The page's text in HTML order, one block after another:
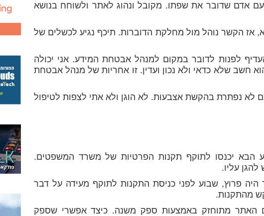
אדם שדובר את שפתו. מקובל ונהוג לאתר ולשוחח בנושא
אז הקשר נוהל מול מחלקת הדוברות. תיכף נגיע לכשלים של
לפנות לדובר במקום למנהל אבטחת המידע. אני יכולה
חשב שלא כדאי ולא נכון ועדין. זו אחריות של מנהל אבטחת
לא נפתרת בהקשת אצבעות. לא הוגן ולא אתי לצפות לטיפול
הבא יכנסו לתוקף תקנות הפרטיות של משרד המשפטים.
עליו.
היה פרוץ, שבוע לפני כניסת התקנות לתוקף מעידה על דבר
מהתקנות.
האתר מתוחזק באמצעות ספק משנה. כיצד אפשרי שספק